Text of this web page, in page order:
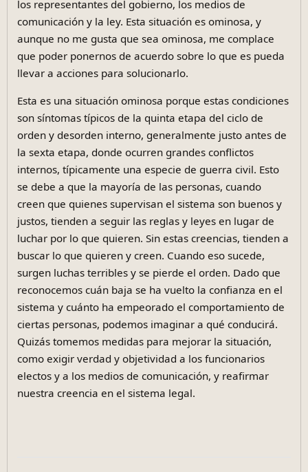
los representantes del gobierno, los medios de
comunicación y la ley. Esta situación es ominosa, y
aunque no me gusta que sea ominosa, me complace
que poder ponernos de acuerdo sobre lo que es pueda
llevar a acciones para solucionarlo.
Esta es una situación ominosa porque estas condiciones
son síntomas típicos de la quinta etapa del ciclo de
orden y desorden interno, generalmente justo antes de
la sexta etapa, donde ocurren grandes conflictos
internos, típicamente una especie de guerra civil. Esto
se debe a que la mayoría de las personas, cuando
creen que quienes supervisan el sistema son buenos y
justos, tienden a seguir las reglas y leyes en lugar de
luchar por lo que quieren. Sin estas creencias, tienden a
buscar lo que quieren y creen. Cuando eso sucede,
surgen luchas terribles y se pierde el orden. Dado que
reconocemos cuán baja se ha vuelto la confianza en el
sistema y cuánto ha empeorado el comportamiento de
ciertas personas, podemos imaginar a qué conducirá.
Quizás tomemos medidas para mejorar la situación,
como exigir verdad y objetividad a los funcionarios
electos y a los medios de comunicación, y reafirmar
nuestra creencia en el sistema legal.